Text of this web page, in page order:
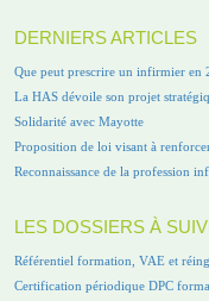
DERNIERS ARTICLES
Que peut prescrire un infirmier en
La HAS dévoile son projet
Solidarité avec Mayotte
Proposition de loi visant à
Reconnaissance de la profession
LES DOSSIERS À
Référentiel formation, VAE et
Certification périodique DPC